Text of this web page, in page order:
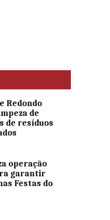
Redondo
de
de resíduos
operação
garantir
Festas do